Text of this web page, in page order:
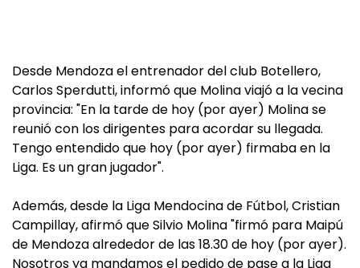
Desde Mendoza el entrenador del club Botellero,
Carlos Sperdutti, informó que Molina viajó a la vecina
provincia: "En la tarde de hoy (por ayer) Molina se
reunió con los dirigentes para acordar su llegada.
Tengo entendido que hoy (por ayer) firmaba en la
Liga. Es un gran jugador".
Además, desde la Liga Mendocina de Fútbol, Cristian
Campillay, afirmó que Silvio Molina "firmó para Maipú
de Mendoza alrededor de las 18.30 de hoy (por ayer).
Nosotros ya mandamos el pedido de pase a la Liga